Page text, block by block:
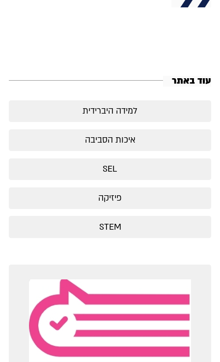
עוד באתר
למידה היברידית
איכות הסביבה
SEL
פיזיקה
STEM